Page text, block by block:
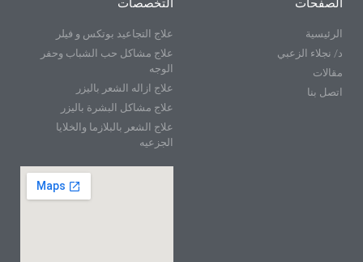
الصفحات
الرئيسية
د/ نجلاء الزعبي
مقالات
اتصل بنا
التخصصات
علاج التجاعيد بوتكس و فيلر
علاج مشاكل حب الشباب وحفر
الوجه
علاج ازاله الشعر باليزر
علاج مشاكل البشرة باليزر
علاج الشعر بالبلازما والخلايا
الجزعيه